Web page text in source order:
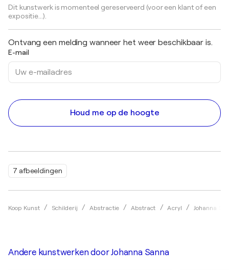
7 afbeeldingen
Koop Kunst Schilderij Abstractie Abstract Acryl Johanna
Dit kunstwerk is momenteel gereserveerd (voor een klant of een
expositie...).
Ontvang een melding wanneer het weer beschikbaar is.
E-mail
Houd me op de hoogte
Andere kunstwerken doorJohanna Sanna